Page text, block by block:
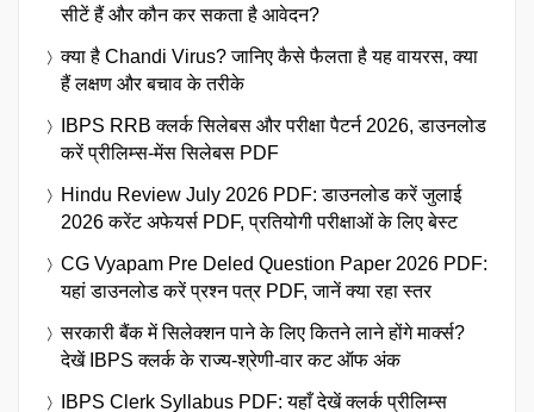
सीटें हैं और कौन कर सकता है आवेदन?
क्या है Chandi Virus? जानिए कैसे फैलता है यह वायरस, क्या
हैं लक्षण और बचाव के तरीके
IBPS RRB क्लर्क सिलेबस और परीक्षा पैटर्न 2026, डाउनलोड
करें प्रीलिम्स-मेंस सिलेबस PDF
Hindu Review July 2026 PDF: डाउनलोड करें जुलाई
2026 करेंट अफेयर्स PDF, प्रतियोगी परीक्षाओं के लिए बेस्ट
CG Vyapam Pre Deled Question Paper 2026 PDF:
यहां डाउनलोड करें प्रश्न पत्र PDF, जानें क्या रहा स्तर
सरकारी बैंक में सिलेक्शन पाने के लिए कितने लाने होंगे मार्क्स?
देखें IBPS क्लर्क के राज्य-श्रेणी-वार कट ऑफ अंक
IBPS Clerk Syllabus PDF: यहाँ देखें क्लर्क प्रीलिम्स